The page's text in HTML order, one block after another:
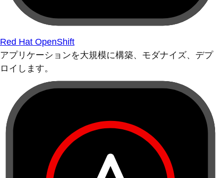
Red Hat OpenShift
アプリケーションを大規模に構築、モダナイズ、デプ
ロイします。